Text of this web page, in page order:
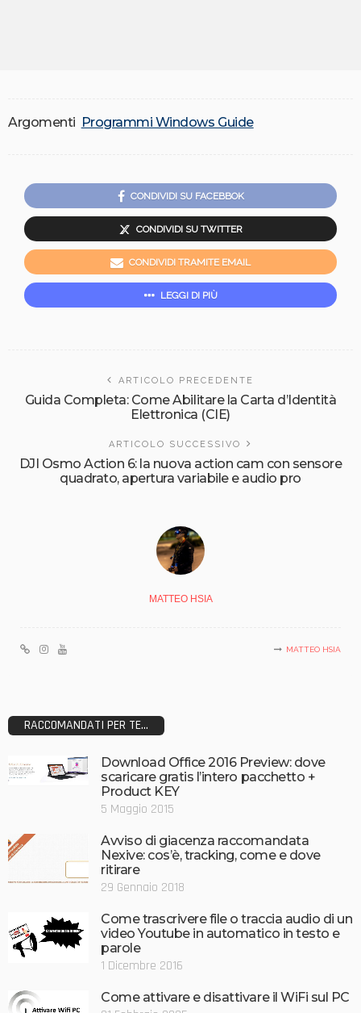
Argomenti Programmi Windows Guide
CONDIVIDI SU FACEBBOK
CONDIVIDI SU TWITTER
CONDIVIDI TRAMITE EMAIL
LEGGI DI PIÙ
ARTICOLO PRECEDENTE
Guida Completa: Come Abilitare la Carta d’Identità
Elettronica (CIE)
ARTICOLO SUCCESSIVO
DJI Osmo Action 6: la nuova action cam con sensore
quadrato, apertura variabile e audio pro
MATTEO HSIA
MATTEO HSIA
RACCOMANDATI PER TE...
Download Office 2016 Preview: dove
scaricare gratis l’intero pacchetto +
Product KEY
5 Maggio 2015
Avviso di giacenza raccomandata
Nexive: cos’è, tracking, come e dove
ritirare
29 Gennaio 2018
Come trascrivere file o traccia audio di un
video Youtube in automatico in testo e
parole
1 Dicembre 2016
Come attivare e disattivare il WiFi sul PC